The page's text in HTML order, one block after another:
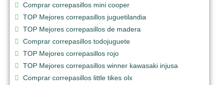
Comprar correpasillos mini cooper
TOP Mejores correpasillos juguetilandia
TOP Mejores correpasillos de madera
Comprar correpasillos todojuguete
TOP Mejores correpasillos rojo
TOP Mejores correpasillos winner kawasaki injusa
Comprar correpasillos little tikes olx